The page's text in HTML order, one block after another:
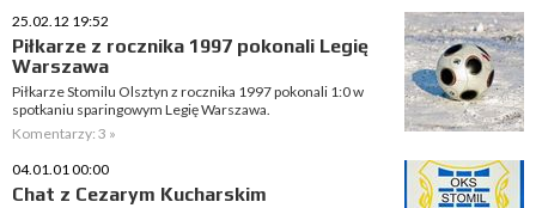
25.02.12 19:52
Piłkarze z rocznika 1997 pokonali Legię
Warszawa
Piłkarze Stomilu Olsztyn z rocznika 1997 pokonali 1:0 w
spotkaniu sparingowym Legię Warszawa.
Komentarzy: 3 »
04.01.01 00:00
Chat z Cezarym Kucharskim